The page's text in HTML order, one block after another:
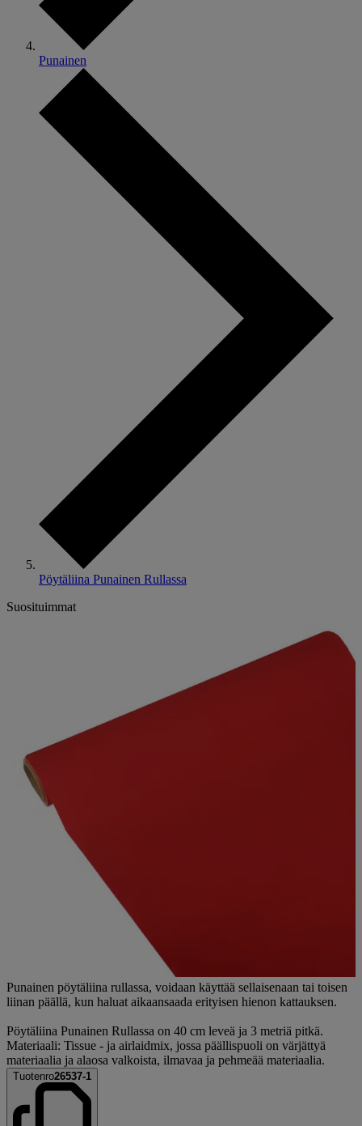
Punainen
Pöytäliina Punainen Rullassa
Suosituimmat
Punainen pöytäliina rullassa, voidaan käyttää sellaisenaan tai toisen
liinan päällä, kun haluat aikaansaada erityisen hienon kattauksen.
Pöytäliina Punainen Rullassa on 40 cm leveä ja 3 metriä pitkä.
Materiaali: Tissue - ja airlaidmix, jossa päällispuoli on värjättyä
materiaalia ja alaosa valkoista, ilmavaa ja pehmeää materiaalia.
Tuotenro26537-1